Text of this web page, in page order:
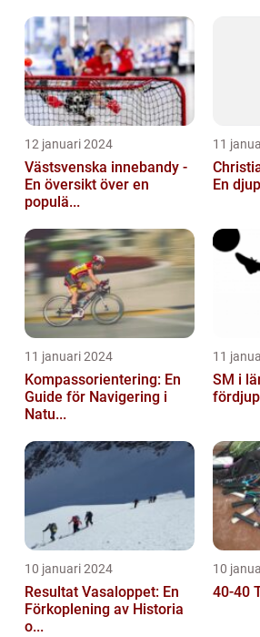
12 januari 2024
Västsvenska innebandy -
En översikt över en
populä...
11
En
11 januari 2024
Kompassorientering: En
Guide för Navigering i
Natu...
11
SM i
10 januari 2024
Resultat Vasaloppet: En
Förkoplening av Historia
o...
10
40-40